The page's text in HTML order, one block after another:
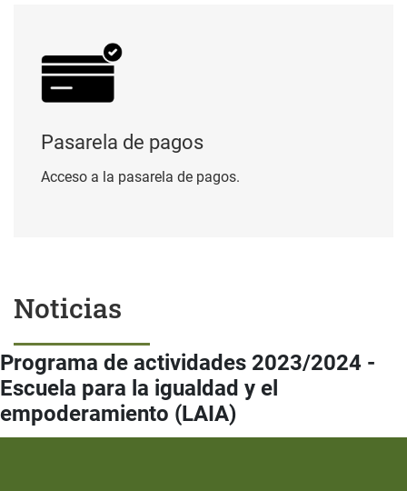
Pasarela de pagos
Acceso a la pasarela de pagos.
Noticias
Programa de actividades 2023/2024 -
Escuela para la igualdad y el
empoderamiento (LAIA)